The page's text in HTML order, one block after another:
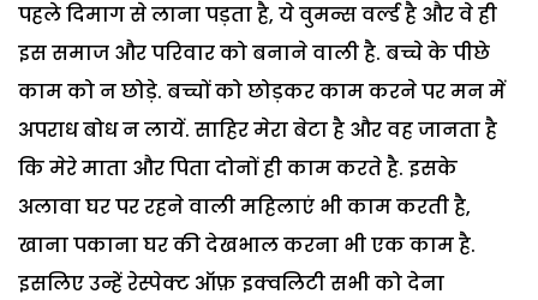
पहले दिमाग से लाना पड़ता है, ये वुमन्स वर्ल्ड है और वे ही
इस समाज और परिवार को बनाने वाली है. बच्चे के पीछे
काम को न छोड़े. बच्चों को छोड़कर काम करने पर मन में
अपराध बोध न लायें. साहिर मेरा बेटा है और वह जानता है
कि मेरे माता और पिता दोनों ही काम करते है. इसके
अलावा घर पर रहने वाली महिलाएं भी काम करती है,
खाना पकाना घर की देखभाल करना भी एक काम है.
इसलिए उन्हें रेस्पेक्ट ऑफ़ इक्वलिटी सभी को देना